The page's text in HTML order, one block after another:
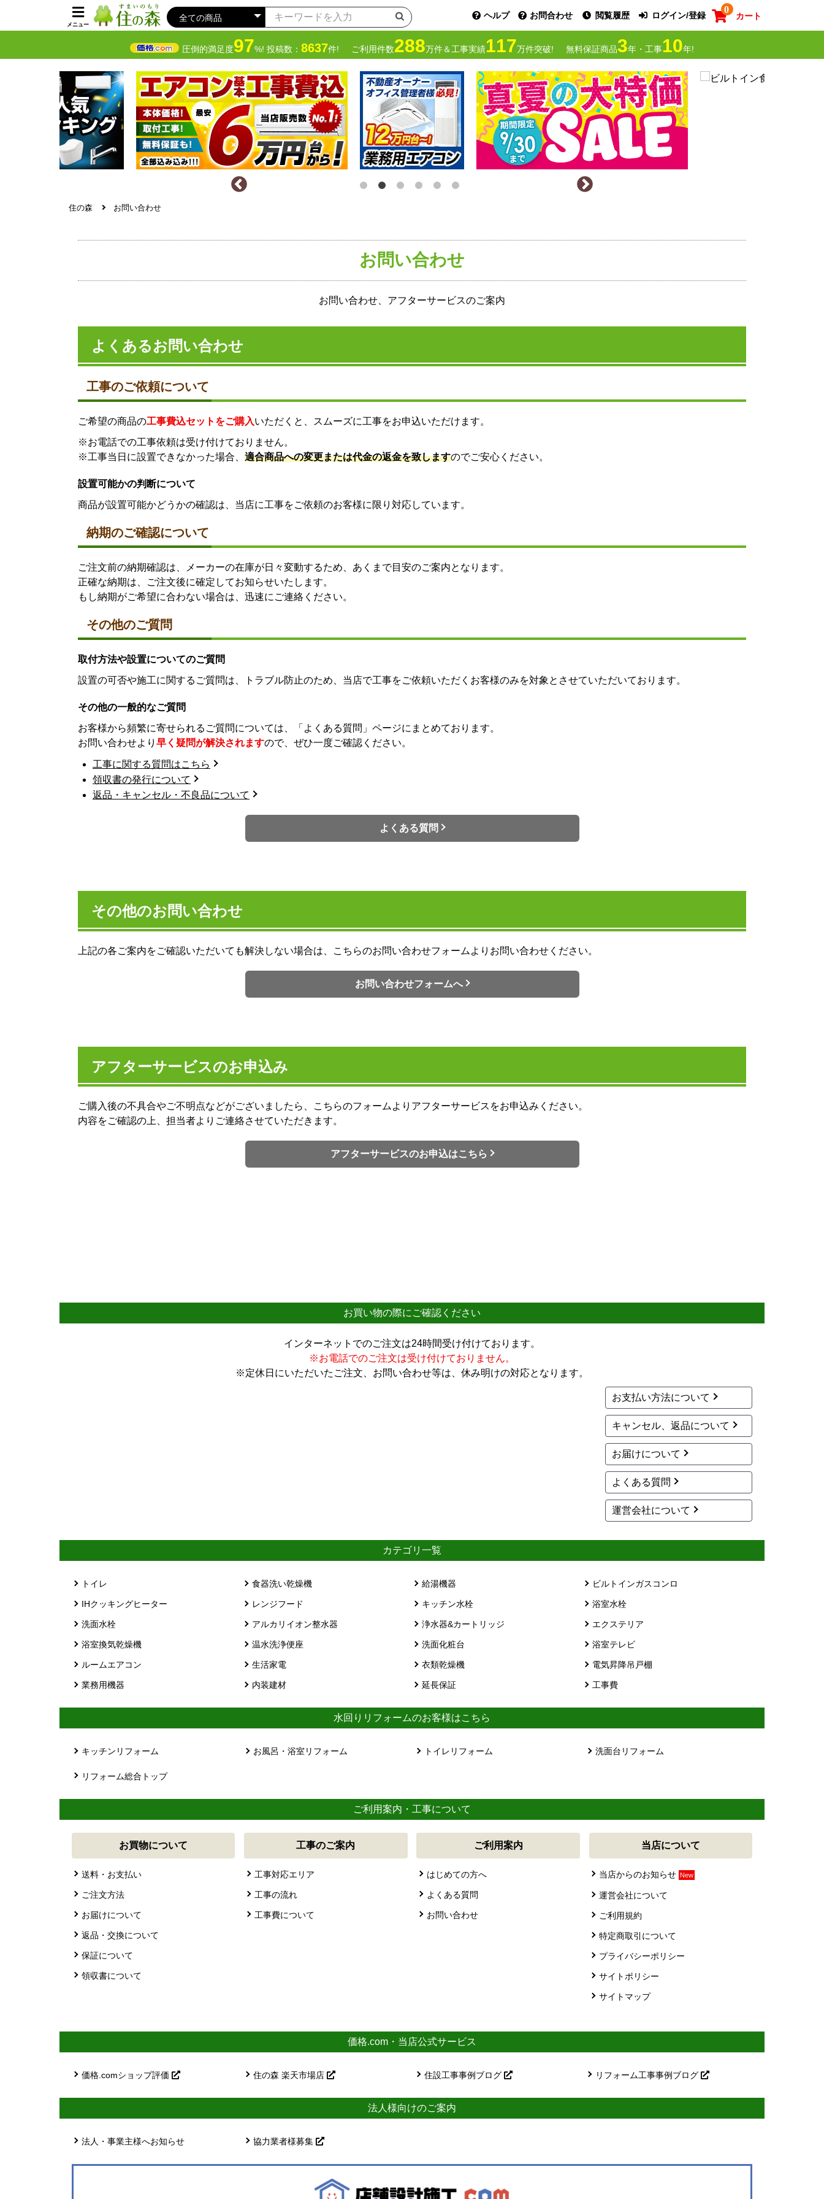
メニュー
ヘルプ お問合わせ 閲覧履歴 ログイン/登録
0
カート
圧倒的満足度97%! 投稿数： 8637件! ご利用件数288万件＆工事実績117万件突破! 無料保証商品3年・工事10年!
住の森 お問い合わせ
お問い合わせ
お問い合わせ、アフターサービスのご案内
よくあるお問い合わせ
工事のご依頼について
ご希望の商品の工事費込セットをご購入いただくと、スムーズに工事をお申込いただけます。
※お電話での工事依頼は受け付けておりません。
※工事当日に設置できなかった場合、 適合商品への変更または代金の返金を致しますのでご安心ください。
設置可能かの判断について
商品が設置可能かどうかの確認は、当店に工事をご依頼のお客様に限り対応しています。
納期のご確認について
ご注文前の納期確認は、メーカーの在庫が日々変動するため、あくまで目安のご案内となります。
正確な納期は、ご注文後に確定してお知らせいたします。
もし納期がご希望に合わない場合は、迅速にご連絡ください。
その他のご質問
取付方法や設置についてのご質問
設置の可否や施工に関するご質問は、トラブル防止のため、当店で工事をご依頼いただくお客様のみを対象とさせていただいております。
その他の一般的なご質問
お客様から頻繁に寄せられるご質問については、「よくある質問」ページにまとめております。
お問い合わせより 早く疑問が解決されますので、ぜひ一度ご確認ください。
工事に関する質問はこちら
領収書の発行について
返品・キャンセル・不良品について
よくある質問
その他のお問い合わせ
上記の各ご案内をご確認いただいても解決しない場合は、こちらのお問い合わせフォームよりお問い合わせください。
お問い合わせフォームへ
アフターサービスのお申込み
ご購入後の不具合やご不明点などがございましたら、こちらのフォームよりアフターサービスをお申込みください。
内容をご確認の上、担当者よりご連絡させていただきます。
アフターサービスのお申込はこちら
お買い物の際にご確認ください
インターネットでのご注文は24時間受け付けております。
※お電話でのご注文は受け付けておりません。
※定休日にいただいたご注文、お問い合わせ等は、休み明けの対応となります。
お支払い方法について
キャンセル、返品について
お届けについて
よくある質問
運営会社について
カテゴリ一覧
トイレ 食器洗い乾燥機 給湯機器 ビルトインガスコンロ
IHクッキングヒーター レンジフード キッチン水栓 浴室水栓
洗面水栓 アルカリイオン整水器 浄水器&カートリッジ エクステリア
浴室換気乾燥機 温水洗浄便座 洗面化粧台 浴室テレビ
ルームエアコン 生活家電 衣類乾燥機 電気昇降吊戸棚
業務用機器 内装建材 延長保証 工事費
水回りリフォームのお客様はこちら
キッチンリフォーム お風呂・浴室リフォーム トイレリフォーム 洗面台リフォーム
リフォーム総合トップ
ご利用案内・工事について
お買物について
送料・お支払い
ご注文方法
お届けについて
返品・交換について
保証について
領収書について
工事のご案内
工事対応エリア
工事の流れ
工事費について
ご利用案内
はじめての方へ
よくある質問
お問い合わせ
当店について
当店からのお知らせ New
運営会社について
ご利用規約
特定商取引について
プライバシーポリシー
サイトポリシー
サイトマップ
価格.com・当店公式サービス
価格.comショップ評価 住の森 楽天市場店 住設工事事例ブログ リフォーム工事事例ブログ
法人様向けのご案内
法人・事業主様へお知らせ 協力業者様募集